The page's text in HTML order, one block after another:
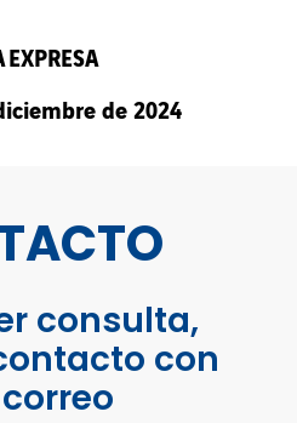
EXPRESA
de 2024
consulta,
con